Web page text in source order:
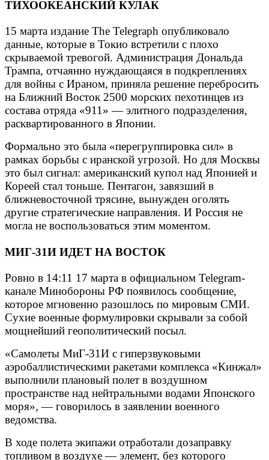
ТИХООКЕАНСКИЙ КУЛАК
15 марта издание The Telegraph опубликовало
данные, которые в Токио встретили с плохо
скрываемой тревогой. Администрация Дональда
Трампа, отчаянно нуждающаяся в подкреплениях
для войны с Ираном, приняла решение перебросить
на Ближний Восток 2500 морских пехотинцев из
состава отряда «911» — элитного подразделения,
расквартированного в Японии.
Формально это была «перегруппировка сил» в
рамках борьбы с иранской угрозой. Но для Москвы
это был сигнал: американский купол над Японией и
Кореей стал тоньше. Пентагон, завязший в
ближневосточной трясине, вынужден оголять
другие стратегические направления. И Россия не
могла не воспользоваться этим моментом.
МИГ-31И ИДЕТ НА ВОСТОК
Ровно в 14:11 17 марта в официальном Telegram-
канале Минобороны РФ появилось сообщение,
которое мгновенно разошлось по мировым СМИ.
Сухие военные формулировки скрывали за собой
мощнейший геополитический посыл.
«Самолеты МиГ-31И с гиперзвуковыми
аэробаллистическими ракетами комплекса «Кинжал»
выполнили плановый полет в воздушном
пространстве над нейтральными водами Японского
моря», — говорилось в заявлении военного
ведомства.
В ходе полета экипажи отработали дозаправку
топливом в воздухе — элемент, без которого